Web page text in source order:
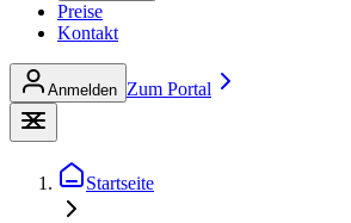
Preise
Kontakt
Anmelden Zum Portal
Startseite